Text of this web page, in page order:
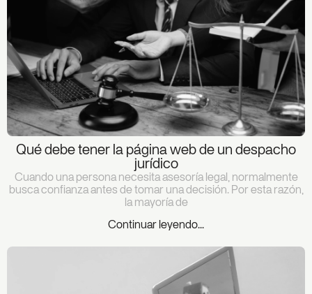
Qué debe tener la página web de un despacho
jurídico
Cuando una persona necesita asesoría legal, normalmente
busca confianza antes de tomar una decisión. Por esta razón,
la mayoría de
Continuar leyendo...